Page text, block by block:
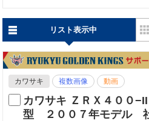
リスト表示中
カワサキ 複数画像 動画
カワサキ ＺＲＸ４００
型 ２００７年モデル